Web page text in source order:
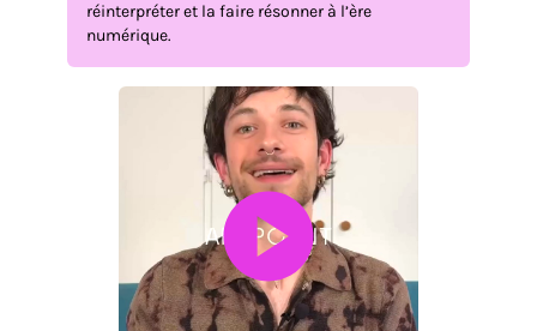
réinterpréter et la faire résonner à l’ère
numérique.